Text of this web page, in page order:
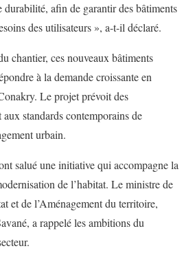
durabilité, afin de garantir des bâtiments
des utilisateurs », a-t-il déclaré.
chantier, ces nouveaux bâtiments
à la demande croissante en
Le projet prévoit des
standards contemporains de
urbain.
salué une initiative qui accompagne la
de l’habitat. Le ministre de
et de l’Aménagement du territoire,
a rappelé les ambitions du